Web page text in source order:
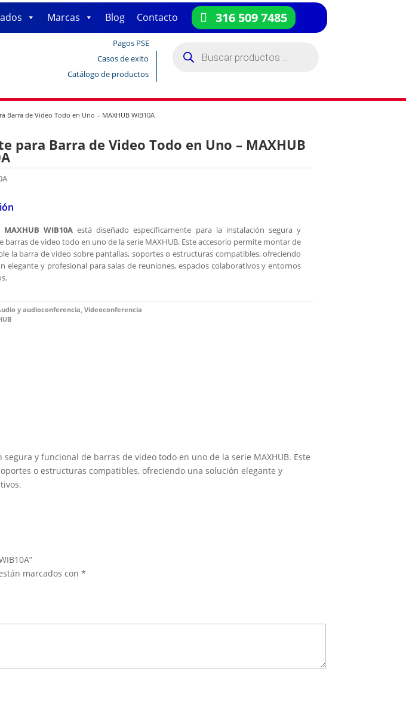
Marcas Blog Contacto 316 509 7485
Pagos PSE
Casos de exito
Catálogo de productos
productos
Barra de Video Todo en Uno – MAXHUB WIB10A
para Barra de Video Todo en Uno – MAXHUB
WIB10A está diseñado específicamente para la instalación segura y
barras de video todo en uno de la serie MAXHUB. Este accesorio permite montar de
la barra de video sobre pantallas, soportes o estructuras compatibles, ofreciendo
elegante y profesional para salas de reuniones, espacios colaborativos y entornos
y audioconferencia, Videoconferencia
y funcional de barras de video todo en uno de la serie MAXHUB. Este
o estructuras compatibles, ofreciendo una solución elegante y
marcados con*